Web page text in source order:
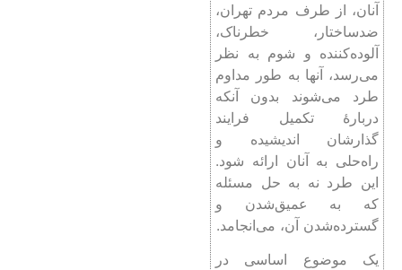
آنان، از طرف مردم تهران،
ضدساختار، خطرناک،
آلوده‌کننده و شوم به نظر
می‌رسد، آنها به طور مداوم
طرد می‌شوند بدون آنکه
دربارۀ تکمیل فرایند
گذارشان اندیشیده و
راه‌حلی به آنان ارائه شود.
این طرد نه به حل مسئله
که به عمیق‌شدن و
گسترده‌شدن آن، می‌انجامد.
یک موضوع اساسی در